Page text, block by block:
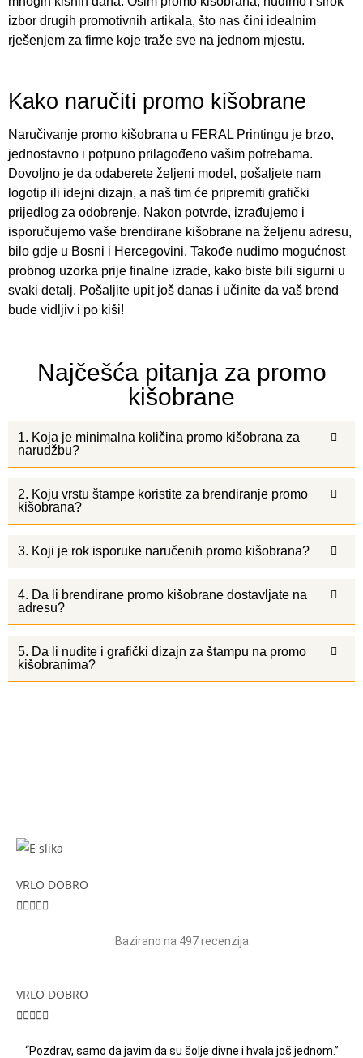
izbor drugih promotivnih artikala, što nas čini idealnim
rješenjem za firme koje traže sve na jednom mjestu.
Kako naručiti promo kišobrane
Naručivanje promo kišobrana u FERAL Printingu je brzo,
jednostavno i potpuno prilagođeno vašim potrebama.
Dovoljno je da odaberete željeni model, pošaljete nam
logotip ili idejni dizajn, a naš tim će pripremiti grafički
prijedlog za odobrenje. Nakon potvrde, izrađujemo i
isporučujemo vaše brendirane kišobrane na željenu adresu,
bilo gdje u Bosni i Hercegovini. Takođe nudimo mogućnost
probnog uzorka prije finalne izrade, kako biste bili sigurni u
svaki detalj. Pošaljite upit još danas i učinite da vaš brend
bude vidljiv i po kiši!
Najčešća pitanja za promo
kišobrane
1. Koja je minimalna količina promo kišobrana za
narudžbu?
2. Koju vrstu štampe koristite za brendiranje promo
kišobrana?
3. Koji je rok isporuke naručenih promo kišobrana?
4. Da li brendirane promo kišobrane dostavljate na
adresu?
5. Da li nudite i grafički dizajn za štampu na promo
kišobranima?
VRLO DOBRO

Bazirano na 497 recenzija
VRLO DOBRO

“Pozdrav, samo da javim da su šolje divne i hvala još jednom.”